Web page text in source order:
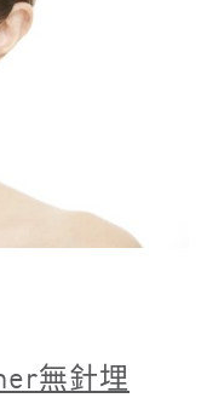
無針埋